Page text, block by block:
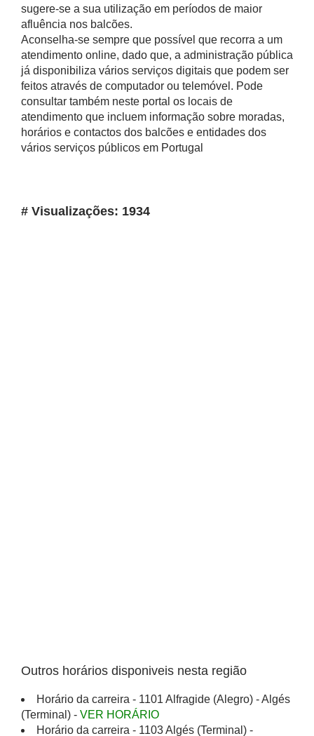
sugere-se a sua utilização em períodos de maior
afluência nos balcões.
Aconselha-se sempre que possível que recorra a um
atendimento online, dado que, a administração pública
já disponibiliza vários serviços digitais que podem ser
feitos através de computador ou telemóvel. Pode
consultar também neste portal os locais de
atendimento que incluem informação sobre moradas,
horários e contactos dos balcões e entidades dos
vários serviços públicos em Portugal
# Visualizações: 1934
Outros horários disponiveis nesta região
Horário da carreira - 1101 Alfragide (Alegro) - Algés
(Terminal) - VER HORÁRIO
Horário da carreira - 1103 Algés (Terminal) -